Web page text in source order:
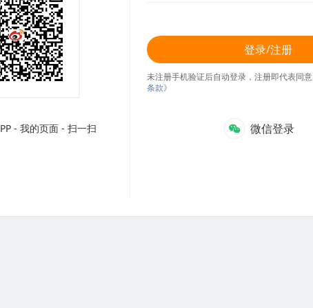
- 我的页面 - 扫一扫
登录/注册
未注册手机验证后自动登录，注册即代表同意
条款》
微信登录